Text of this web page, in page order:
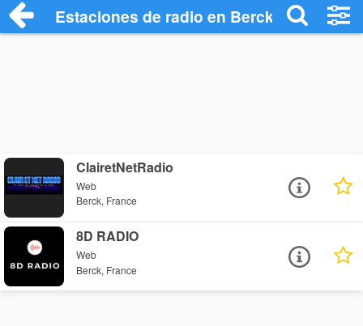
Estaciones de radio en Berck -
ClairetNetRadio
Web
Berck, France
8D RADIO
Web
Berck, France